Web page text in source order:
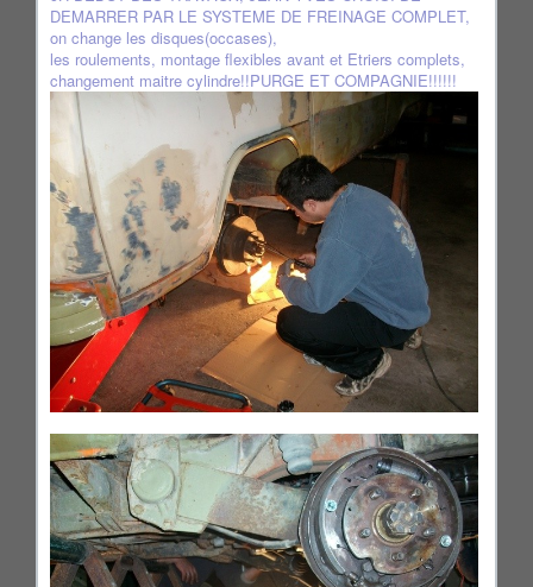
DEMARRER PAR LE SYSTEME DE FREINAGE COMPLET,
on change les disques(occases),
les roulements, montage flexibles avant et Etriers complets,
changement maitre cylindre!!PURGE ET COMPAGNIE!!!!!!